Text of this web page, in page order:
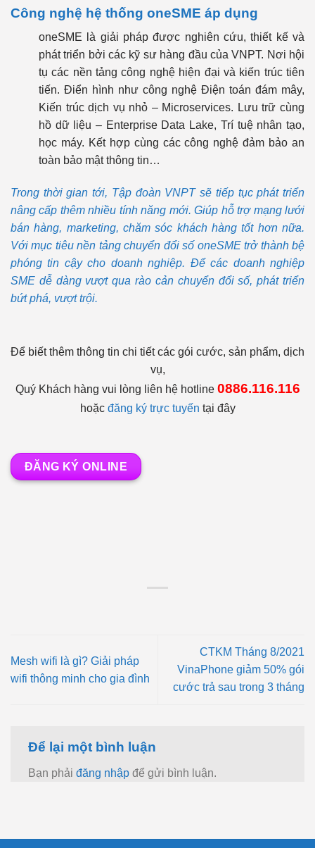
Công nghệ hệ thống oneSME áp dụng
oneSME là giải pháp được nghiên cứu, thiết kế và
phát triển bởi các kỹ sư hàng đầu của VNPT. Nơi hội
tụ các nền tảng công nghệ hiện đại và kiến trúc tiên
tiến. Điển hình như công nghệ Điện toán đám mây,
Kiến trúc dịch vụ nhỏ – Microservices. Lưu trữ cùng
hồ dữ liệu – Enterprise Data Lake, Trí tuệ nhân tạo,
học máy. Kết hợp cùng các công nghệ đảm bảo an
toàn bảo mật thông tin…
Trong thời gian tới, Tập đoàn VNPT sẽ tiếp tục phát triển
nâng cấp thêm nhiều tính năng mới. Giúp hỗ trợ mạng lưới
bán hàng, marketing, chăm sóc khách hàng tốt hơn nữa.
Với mục tiêu nền tảng chuyển đổi số oneSME trở thành bệ
phóng tin cậy cho doanh nghiệp. Để các doanh nghiệp
SME dễ dàng vượt qua rào cản chuyển đổi số, phát triển
bứt phá, vượt trội.
Để biết thêm thông tin chi tiết các gói cước, sản phẩm, dịch
vụ,
Quý Khách hàng vui lòng liên hệ hotline 0886.116.116
hoặc đăng ký trực tuyến tại đây
ĐĂNG KÝ ONLINE
Mesh wifi là gì? Giải pháp
wifi thông minh cho gia đình
CTKM Tháng 8/2021
VinaPhone giảm 50% gói
cước trả sau trong 3 tháng
Để lại một bình luận
Bạn phải đăng nhập để gửi bình luận.